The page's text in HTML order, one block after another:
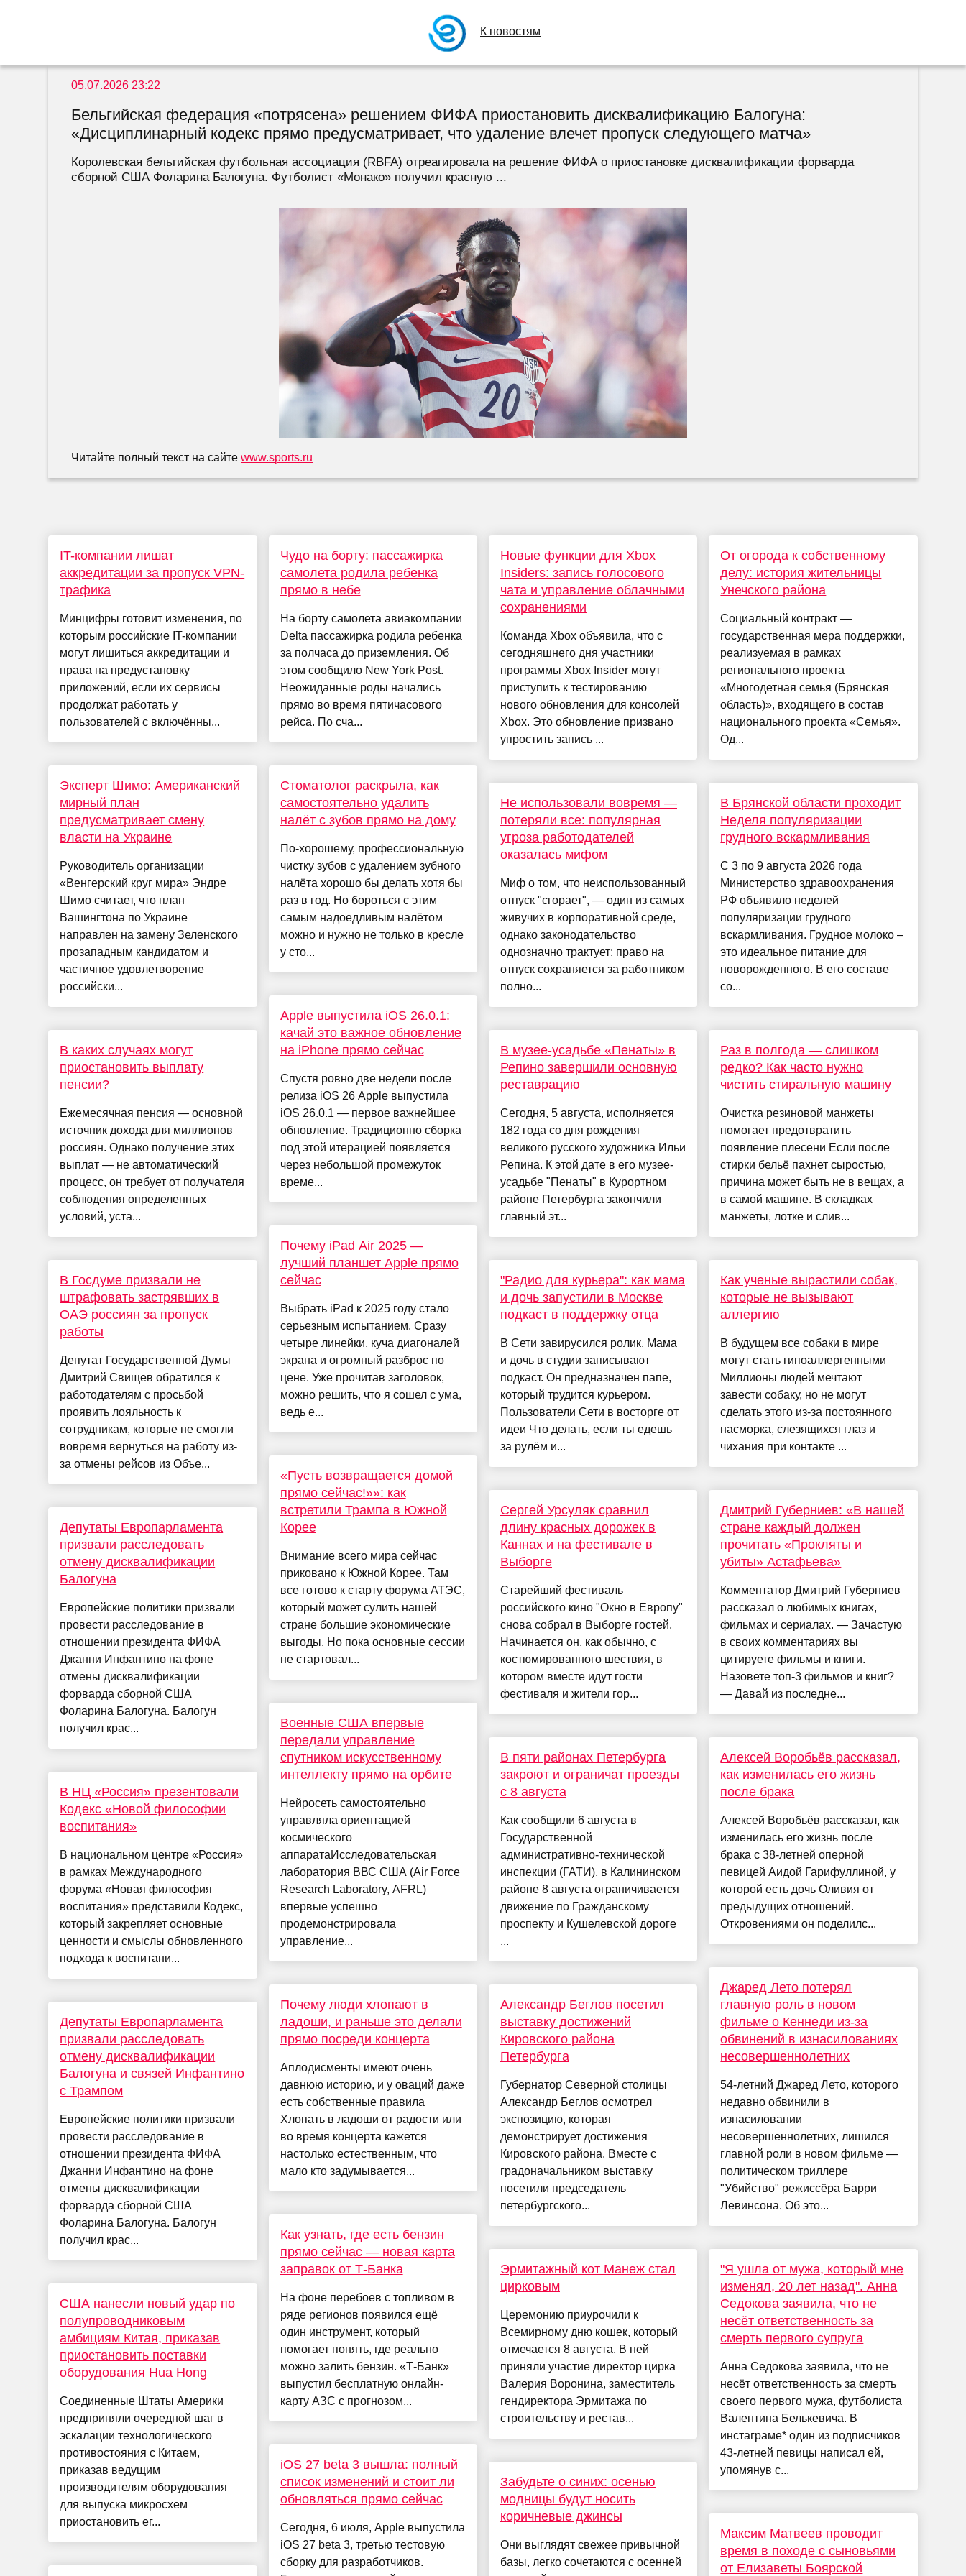
К новостям
05.07.2026 23:22
Бельгийская федерация «потрясена» решением ФИФА приостановить дисквалификацию Балогуна:
«Дисциплинарный кодекс прямо предусматривает, что удаление влечет пропуск следующего матча»
Королевская бельгийская футбольная ассоциация (RBFA) отреагировала на решение ФИФА о приостановке дисквалификации форварда
сборной США Фоларина Балогуна. Футболист «Монако» получил красную ...
Читайте полный текст на сайтеwww.sports.ru
IT-компании лишат
аккредитации за пропуск VPN-
трафика
Минцифры готовит изменения, по
которым российские IT-компании
могут лишиться аккредитации и
права на предустановку
приложений, если их сервисы
продолжат работать у
пользователей с включённы...
Эксперт Шимо: Американский
мирный план
предусматривает смену
власти на Украине
Руководитель организации
«Венгерский круг мира» Эндре
Шимо считает, что план
Вашингтона по Украине
направлен на замену Зеленского
прозападным кандидатом и
частичное удовлетворение
российски...
В каких случаях могут
приостановить выплату
пенсии?
Ежемесячная пенсия — основной
источник дохода для миллионов
россиян. Однако получение этих
выплат — не автоматический
процесс, он требует от получателя
соблюдения определенных
условий, уста...
В Госдуме призвали не
штрафовать застрявших в
ОАЭ россиян за пропуск
работы
Депутат Государственной Думы
Дмитрий Свищев обратился к
работодателям с просьбой
проявить лояльность к
сотрудникам, которые не смогли
вовремя вернуться на работу из-
за отмены рейсов из Объе...
Депутаты Европарламента
призвали расследовать
отмену дисквалификации
Балогуна
Европейские политики призвали
провести расследование в
отношении президента ФИФА
Джанни Инфантино на фоне
отмены дисквалификации
форварда сборной США
Фоларина Балогуна. Балогун
получил крас...
В НЦ «Россия» презентовали
Кодекс «Новой философии
воспитания»
В национальном центре «Россия»
в рамках Международного
форума «Новая философия
воспитания» представили Кодекс,
который закрепляет основные
ценности и смыслы обновленного
подхода к воспитани...
Депутаты Европарламента
призвали расследовать
отмену дисквалификации
Балогуна и связей Инфантино
с Трампом
Европейские политики призвали
провести расследование в
отношении президента ФИФА
Джанни Инфантино на фоне
отмены дисквалификации
форварда сборной США
Фоларина Балогуна. Балогун
получил крас...
США нанесли новый удар по
полупроводниковым
амбициям Китая, приказав
приостановить поставки
оборудования Hua Hong
Соединенные Штаты Америки
предприняли очередной шаг в
эскалации технологического
противостояния с Китаем,
приказав ведущим
производителям оборудования
для выпуска микросхем
приостановить ег...
Чудо на борту: пассажирка
самолета родила ребенка
прямо в небе
На борту самолета авиакомпании
Delta пассажирка родила ребенка
за полчаса до приземления. Об
этом сообщило New York Post.
Неожиданные роды начались
прямо во время пятичасового
рейса. По сча...
Стоматолог раскрыла, как
самостоятельно удалить
налёт с зубов прямо на дому
По-хорошему, профессиональную
чистку зубов с удалением зубного
налёта хорошо бы делать хотя бы
раз в год. Но бороться с этим
самым надоедливым налётом
можно и нужно не только в кресле
у сто...
Apple выпустила iOS 26.0.1:
качай это важное обновление
на iPhone прямо сейчас
Спустя ровно две недели после
релиза iOS 26 Apple выпустила
iOS 26.0.1 — первое важнейшее
обновление. Традиционно сборка
под этой итерацией появляется
через небольшой промежуток
време...
Почему iPad Air 2025 —
лучший планшет Apple прямо
сейчас
Выбрать iPad к 2025 году стало
серьезным испытанием. Сразу
четыре линейки, куча диагоналей
экрана и огромный разброс по
цене. Уже прочитав заголовок,
можно решить, что я сошел с ума,
ведь е...
«Пусть возвращается домой
прямо сейчас!»»: как
встретили Трампа в Южной
Корее
Внимание всего мира сейчас
приковано к Южной Корее. Там
все готово к старту форума АТЭС,
который может сулить нашей
стране большие экономические
выгоды. Но пока основные сессии
не стартовал...
Военные США впервые
передали управление
спутником искусственному
интеллекту прямо на орбите
Нейросеть самостоятельно
управляла ориентацией
космического
аппаратаИсследовательская
лаборатория ВВС США (Air Force
Research Laboratory, AFRL)
впервые успешно
продемонстрировала
управление...
Почему люди хлопают в
ладоши, и раньше это делали
прямо посреди концерта
Аплодисменты имеют очень
давнюю историю, и у оваций даже
есть собственные правила
Хлопать в ладоши от радости или
во время концерта кажется
настолько естественным, что
мало кто задумывается...
Как узнать, где есть бензин
прямо сейчас — новая карта
заправок от Т-Банка
На фоне перебоев с топливом в
ряде регионов появился ещё
один инструмент, который
помогает понять, где реально
можно залить бензин. «Т-Банк»
выпустил бесплатную онлайн-
карту АЗС с прогнозом...
iOS 27 beta 3 вышла: полный
список изменений и стоит ли
обновляться прямо сейчас
Сегодня, 6 июля, Apple выпустила
iOS 27 beta 3, третью тестовую
сборку для разработчиков.
Новые функции для Xbox
Insiders: запись голосового
чата и управление облачными
сохранениями
Команда Xbox объявила, что с
сегодняшнего дня участники
программы Xbox Insider могут
приступить к тестированию
нового обновления для консолей
Xbox. Это обновление призвано
упростить запись ...
Не использовали вовремя —
потеряли все: популярная
угроза работодателей
оказалась мифом
Миф о том, что неиспользованный
отпуск "сгорает", — один из самых
живучих в корпоративной среде,
однако законодательство
однозначно трактует: право на
отпуск сохраняется за работником
полно...
В музее-усадьбе «Пенаты» в
Репино завершили основную
реставрацию
Сегодня, 5 августа, исполняется
182 года со дня рождения
великого русского художника Ильи
Репина. К этой дате в его музее-
усадьбе "Пенаты" в Курортном
районе Петербурга закончили
главный эт...
"Радио для курьера": как мама
и дочь запустили в Москве
подкаст в поддержку отца
В Сети завирусился ролик. Мама
и дочь в студии записывают
подкаст. Он предназначен папе,
который трудится курьером.
Пользователи Сети в восторге от
идеи Что делать, если ты едешь
за рулём и...
Сергей Урсуляк сравнил
длину красных дорожек в
Каннах и на фестивале в
Выборге
Старейший фестиваль
российского кино "Окно в Европу"
снова собрал в Выборге гостей.
Начинается он, как обычно, с
костюмированного шествия, в
котором вместе идут гости
фестиваля и жители гор...
В пяти районах Петербурга
закроют и ограничат проезды
с 8 августа
Как сообщили 6 августа в
Государственной
административно-технической
инспекции (ГАТИ), в Калининском
районе 8 августа ограничивается
движение по Гражданскому
проспекту и Кушелевской дороге
...
Александр Беглов посетил
выставку достижений
Кировского района
Петербурга
Губернатор Северной столицы
Александр Беглов осмотрел
экспозицию, которая
демонстрирует достижения
Кировского района. Вместе с
градоначальником выставку
посетили председатель
петербургского...
Эрмитажный кот Манеж стал
цирковым
Церемонию приурочили к
Всемирному дню кошек, который
отмечается 8 августа. В ней
приняли участие директор цирка
Валерия Воронина, заместитель
гендиректора Эрмитажа по
строительству и рестав...
Забудьте о синих: осенью
модницы будут носить
коричневые джинсы
Они выглядят свежее привычной
базы, легко сочетаются с осенней
От огорода к собственному
делу: история жительницы
Унечского района
Социальный контракт —
государственная мера поддержки,
реализуемая в рамках
регионального проекта
«Многодетная семья (Брянская
область)», входящего в состав
национального проекта «Семья».
Од...
В Брянской области проходит
Неделя популяризации
грудного вскармливания
С 3 по 9 августа 2026 года
Министерство здравоохранения
РФ объявило неделей
популяризации грудного
вскармливания. Грудное молоко –
это идеальное питание для
новорожденного. В его составе
со...
Раз в полгода — слишком
редко? Как часто нужно
чистить стиральную машину
Очистка резиновой манжеты
помогает предотвратить
появление плесени Если после
стирки бельё пахнет сыростью,
причина может быть не в вещах, а
в самой машине. В складках
манжеты, лотке и слив...
Как ученые вырастили собак,
которые не вызывают
аллергию
В будущем все собаки в мире
могут стать гипоаллергенными
Миллионы людей мечтают
завести собаку, но не могут
сделать этого из-за постоянного
насморка, слезящихся глаз и
чихания при контакте ...
Дмитрий Губерниев: «В нашей
стране каждый должен
прочитать «Прокляты и
убиты» Астафьева»
Комментатор Дмитрий Губерниев
рассказал о любимых книгах,
фильмах и сериалах. — Зачастую
в своих комментариях вы
цитируете фильмы и книги.
Назовете топ-3 фильмов и книг?
— Давай из последне...
Алексей Воробьёв рассказал,
как изменилась его жизнь
после брака
Алексей Воробьёв рассказал, как
изменилась его жизнь после
брака с 38-летней оперной
певицей Аидой Гарифуллиной, у
которой есть дочь Оливия от
предыдущих отношений.
Откровениями он поделилс...
Джаред Лето потерял
главную роль в новом
фильме о Кеннеди из-за
обвинений в изнасилованиях
несовершеннолетних
54-летний Джаред Лето, которого
недавно обвинили в
изнасиловании
несовершеннолетних, лишился
главной роли в новом фильме —
политическом триллере
"Убийство" режиссёра Барри
Левинсона. Об это...
"Я ушла от мужа, который мне
изменял, 20 лет назад". Анна
Седокова заявила, что не
несёт ответственность за
смерть первого супруга
Анна Седокова заявила, что не
несёт ответственность за смерть
своего первого мужа, футболиста
Валентина Белькевича. В
инстаграме* один из подписчиков
43-летней певицы написал ей,
упомянув с...
Максим Матвеев проводит
время в походе с сыновьями
от Елизаветы Боярской